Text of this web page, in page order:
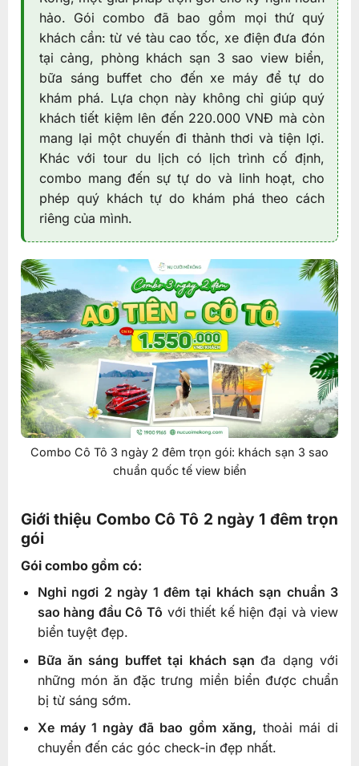
hảo. Gói combo đã bao gồm mọi thứ quý
khách cần: từ vé tàu cao tốc, xe điện đưa đón
tại cảng, phòng khách sạn 3 sao view biển,
bữa sáng buffet cho đến xe máy để tự do
khám phá. Lựa chọn này không chỉ giúp quý
khách tiết kiệm lên đến 220.000 VNĐ mà còn
mang lại một chuyến đi thảnh thơi và tiện lợi.
Khác với tour du lịch có lịch trình cố định,
combo mang đến sự tự do và linh hoạt, cho
phép quý khách tự do khám phá theo cách
riêng của mình.
Combo Cô Tô 3 ngày 2 đêm trọn gói: khách sạn 3 sao
chuẩn quốc tế view biển
Giới thiệu Combo Cô Tô 2 ngày 1 đêm trọn
gói
Gói combo gồm có:
Nghỉ ngơi 2 ngày 1 đêm tại khách sạn chuẩn 3
sao hàng đầu Cô Tô với thiết kế hiện đại và view
biển tuyệt đẹp.
Bữa ăn sáng buffet tại khách sạnđa dạng với
những món ăn đặc trưng miền biển được chuẩn
bị từ sáng sớm.
Xe máy 1 ngày đã bao gồm xăng, thoải mái di
chuyển đến các góc check-in đẹp nhất.